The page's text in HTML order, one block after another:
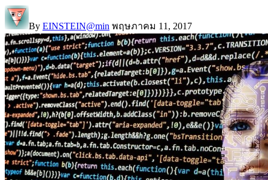
By EINSTEIN@min พฤษภาคม 11, 2017